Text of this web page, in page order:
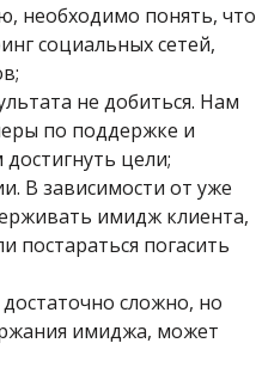
необходимо понять, что
социальных сетей,
не добиться. Нам
по поддержке и
цели;
В зависимости от уже
имидж клиента,
постараться погасить
сложно, но
имиджа, может